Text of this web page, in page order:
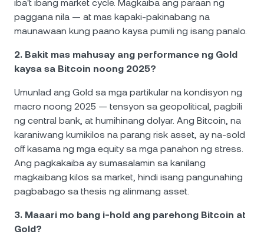
iba't ibang market cycle. Magkaiba ang paraan ng
paggana nila — at mas kapaki-pakinabang na
maunawaan kung paano kaysa pumili ng isang panalo.
2. Bakit mas mahusay ang performance ng Gold
kaysa sa Bitcoin noong 2025?
Umunlad ang Gold sa mga partikular na kondisyon ng
macro noong 2025 — tensyon sa geopolitical, pagbili
ng central bank, at humihinang dolyar. Ang Bitcoin, na
karaniwang kumikilos na parang risk asset, ay na-sold
off kasama ng mga equity sa mga panahon ng stress.
Ang pagkakaiba ay sumasalamin sa kanilang
magkaibang kilos sa market, hindi isang pangunahing
pagbabago sa thesis ng alinmang asset.
3. Maaari mo bang i-hold ang parehong Bitcoin at
Gold?